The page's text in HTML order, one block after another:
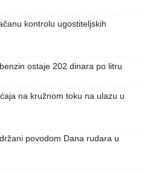
kontrolu ugostiteljskih
ostaje 202 dinara po litru
na kružnom toku na ulazu u
povodom Dana rudara u